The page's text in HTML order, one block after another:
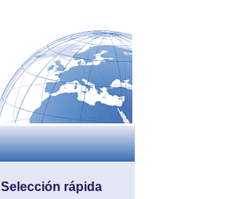
Selección rápida